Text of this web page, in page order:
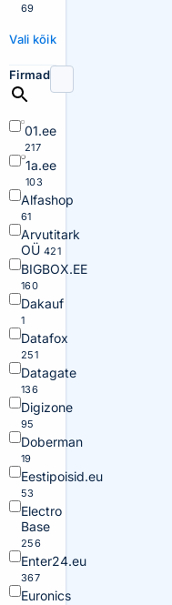
69
Vali kõik
Firmad
01.ee
217
1a.ee
103
Alfashop
61
Arvutitark
OÜ 421
BIGBOX.EE
160
Dakauf
1
Datafox
251
Datagate
136
Digizone
95
Doberman
19
Eestipoisid.eu
53
Electro
Base
256
Enter24.eu
367
Euronics